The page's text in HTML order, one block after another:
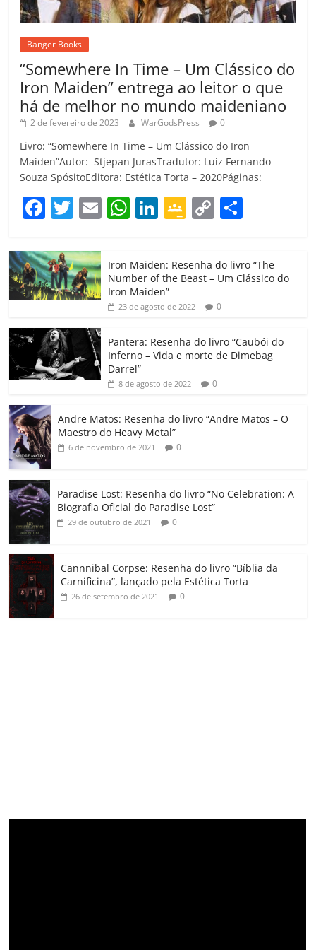
Banger Books
“Somewhere In Time – Um Clássico do
Iron Maiden” entrega ao leitor o que
há de melhor no mundo maideniano
2 de fevereiro de 2023 WarGodsPress 0
Livro: “Somewhere In Time – Um Clássico do Iron
Maiden”Autor: Stjepan JurasTradutor: Luiz Fernando
Souza SpósitoEditora: Estética Torta – 2020Páginas:
F
c
e
b
o
o
k
T
itt
er
E W
at
s
A
p
Li
e
dI
G
gl
e
Cl
a
ss
ro
o
C
p
y
Li
k
m
p
h
ar
Iron Maiden: Resenha do livro “The
Number of the Beast – Um Clássico do
Iron Maiden”
23 de agosto de 2022 0
Pantera: Resenha do livro “Caubói do
Inferno – Vida e morte de Dimebag
Darrel”
8 de agosto de 2022 0
Andre Matos: Resenha do livro “Andre Matos – O
Maestro do Heavy Metal”
6 de novembro de 2021 0
Paradise Lost: Resenha do livro “No Celebration: A
Biografia Oficial do Paradise Lost”
29 de outubro de 2021 0
Cannnibal Corpse: Resenha do livro “Bíblia da
Carnificina”, lançado pela Estética Torta
26 de setembro de 2021 0